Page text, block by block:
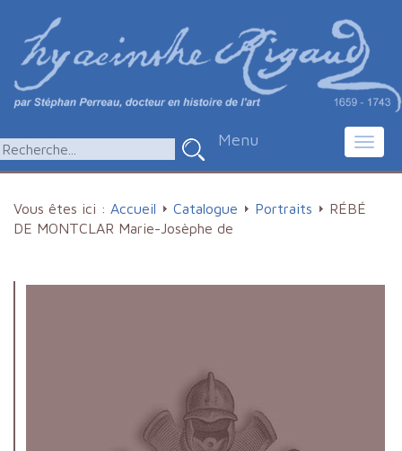
Menu
Vous êtes ici : Accueil Catalogue Portraits
RÉBÉ
DE MONTCLAR Marie-Josèphe de